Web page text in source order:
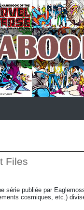
Files
série publiée par
cosmiques, etc.)